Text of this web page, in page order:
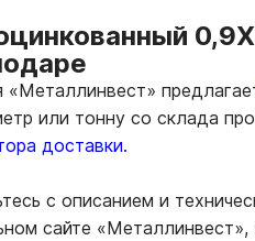
«Металлинвест»
или тонну со склада
доставки.
с описанием и
сайте «Металлинвест»,